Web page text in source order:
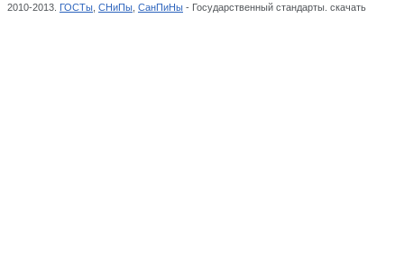
2010-2013. ГОСТы СНиПы СанПиНы - Государственный стандарты. скачать